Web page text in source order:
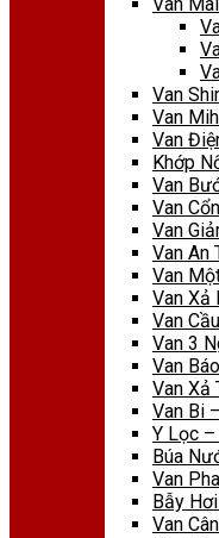
Van
Van
Van
Khớp
Van
Van
Van
Van An
Van
Van Xả
Van
Van 3
Van
Van Xả
Van Bi
Y Lọc –
Búa
Van
Bẫy
Van